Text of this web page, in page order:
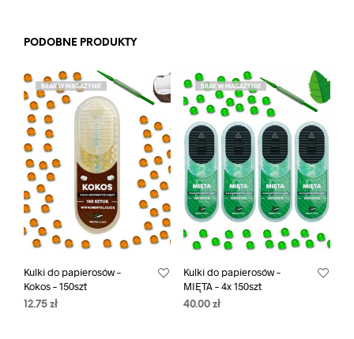
PODOBNE PRODUKTY
BRAK W MAGAZYNIE
Kulki do papierosów –
Kokos – 150szt
12.75 zł
BRAK W MAGAZYNIE
Kulki do papierosów –
MIĘTA – 4x 150szt
40.00 zł